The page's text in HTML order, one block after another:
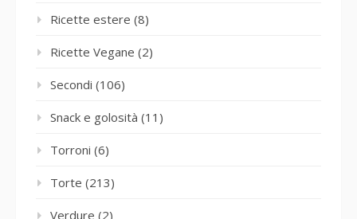
Ricette estere (8)
Ricette Vegane (2)
Secondi (106)
Snack e golosità (11)
Torroni (6)
Torte (213)
Verdure (2)